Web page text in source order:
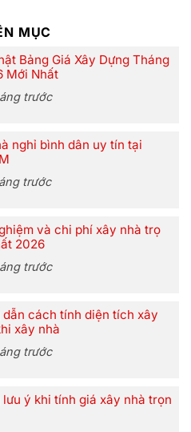
MỤC
Bảng Giá Xây Dựng Tháng
Mới Nhất
trước
nghỉ bình dân uy tín tại
trước
và chi phí xây nhà trọ
2026
trước
dẫn cách tính diện tích xây
xây nhà
trước
lưu ý khi tính giá xây nhà trọn